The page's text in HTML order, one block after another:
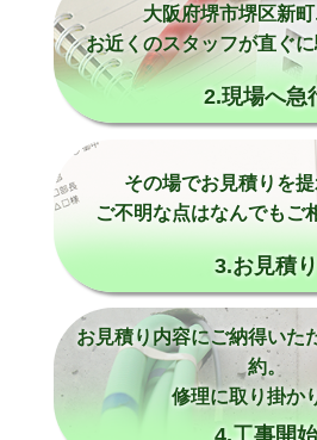
大阪府堺市堺区新
お近くのスタッフが直ぐに
2.現場へ急
その場でお見積りを
ご不明な点はなんでもご
3.お見積り
お見積り内容にご納得いた
約。
修理に取り掛か
4.工事開